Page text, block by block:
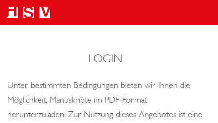
LOGIN
Unter bestimmten Bedingungen bieten wir Ihnen die
Möglichkeit, Manuskripte im PDF-Format
herunterzuladen. Zur Nutzung dieses Angebotes ist eine